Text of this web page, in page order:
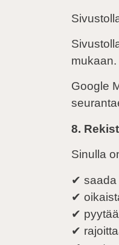
mukaan.
Google
8.
Sinulla
✔ saada
✔
✔
✔